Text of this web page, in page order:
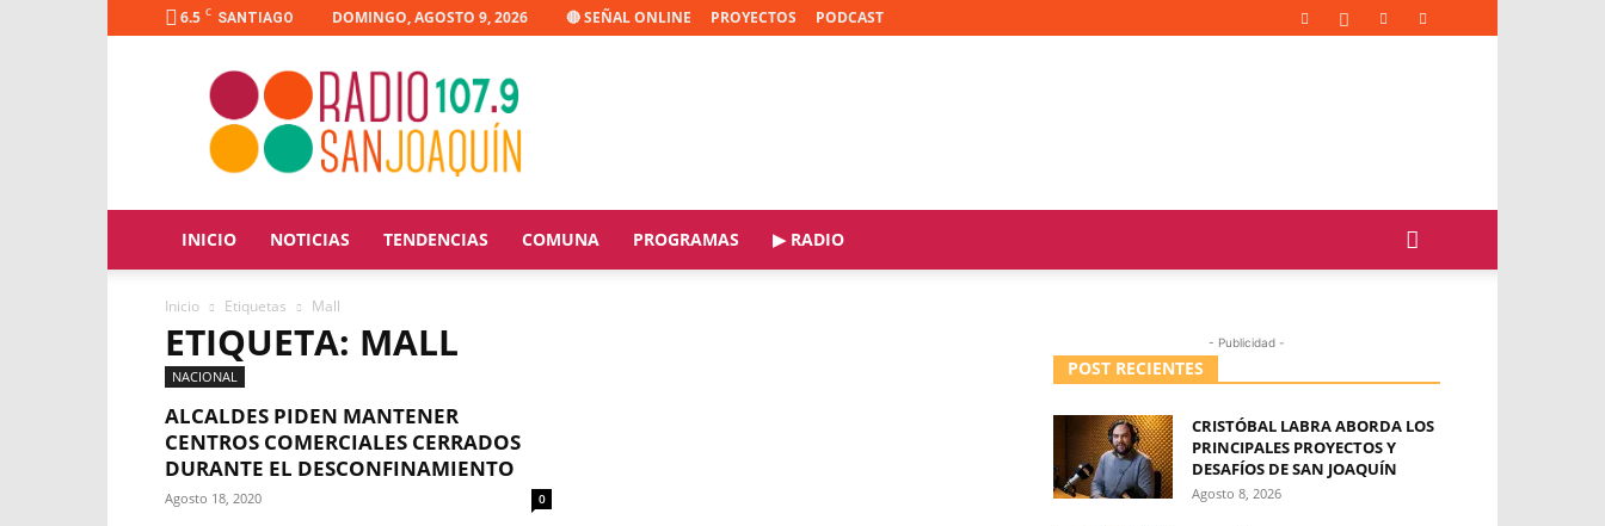
6.5 C SANTIAGO DOMINGO, AGOSTO 9, 2026 🔴 SEÑAL ONLINE PROYECTOS PODCAST
Radio
Joaquín
INICIO NOTICIAS TENDENCIAS COMUNA PROGRAMAS ▶ RADIO
Inicio Etiquetas Mall
ETIQUETA: MALL
NACIONAL
ALCALDES PIDEN MANTENER
CENTROS COMERCIALES CERRADOS
DURANTE EL DESCONFINAMIENTO
Agosto 18, 2020 0
- Publicidad -
POST RECIENTES
CRISTÓBAL LABRA ABORDA LOS
PRINCIPALES PROYECTOS Y
DESAFÍOS DE SAN JOAQUÍN
Agosto 8, 2026